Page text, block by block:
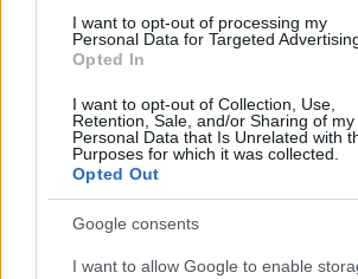
I want to opt-out of processing my
Personal Data for Targeted
Opted In
I want to opt-out of Collection, Use,
Retention, Sale, and/or Sharing of my
Personal Data that Is Unrelated with
Purposes for which it was collected.
Opted Out
Google consents
I want to allow Google to enable